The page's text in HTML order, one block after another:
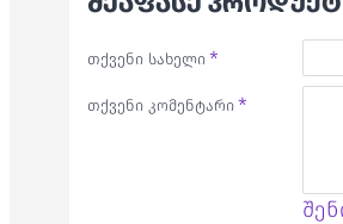
თქვენი სახელი
თქვენი კომენტარი